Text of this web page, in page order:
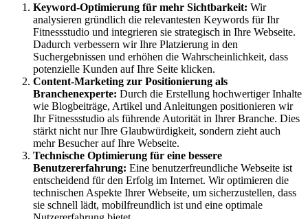
Keyword-Optimierung für mehr Sichtbarkeit: Wir
analysieren gründlich die relevantesten Keywords für Ihr
Fitnessstudio und integrieren sie strategisch in Ihre Webseite.
Dadurch verbessern wir Ihre Platzierung in den
Suchergebnissen und erhöhen die Wahrscheinlichkeit, dass
potenzielle Kunden auf Ihre Seite klicken.
Content-Marketing zur Positionierung als
Branchenexperte: Durch die Erstellung hochwertiger Inhalte
wie Blogbeiträge, Artikel und Anleitungen positionieren wir
Ihr Fitnessstudio als führende Autorität in Ihrer Branche. Dies
stärkt nicht nur Ihre Glaubwürdigkeit, sondern zieht auch
mehr Besucher auf Ihre Webseite.
Technische Optimierung für eine bessere
Benutzererfahrung: Eine benutzerfreundliche Webseite ist
entscheidend für den Erfolg im Internet. Wir optimieren die
technischen Aspekte Ihrer Webseite, um sicherzustellen, dass
sie schnell lädt, mobilfreundlich ist und eine optimale